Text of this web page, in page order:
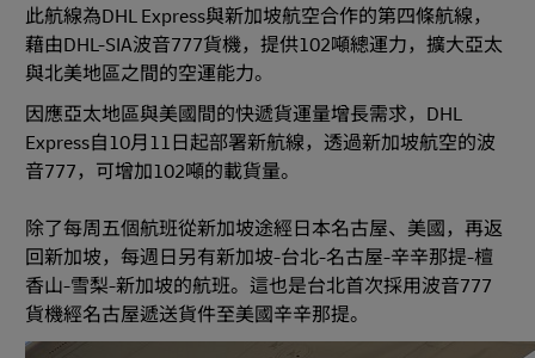
此航線為DHL Express與新加坡航空合作的第四條航線，
藉由DHL-SIA波音777貨機，提供102噸總運力，擴大亞太
與北美地區之間的空運能力。
因應亞太地區與美國間的快遞貨運量增長需求，DHL
Express自10月11日起部署新航線，透過新加坡航空的波
音777，可增加102噸的載貨量。
除了每周五個航班從新加坡途經日本名古屋、美國，再返
回新加坡，每週日另有新加坡-台北-名古屋-辛辛那提-檀
香山-雪梨-新加坡的航班。這也是台北首次採用波音777
貨機經名古屋遞送貨件至美國辛辛那提。